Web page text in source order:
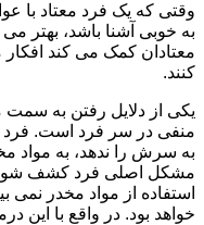
وقتی که یک فرد معتاد با
به خوبی آشنا باشد، بهتر می
معتادان کمک می کند افکار
کنند.
یکی از دلایل رفتن به سمت
منفی در سر فرد است. فرد
به سرش را ندهد، به مواد
مشکل اصلی فرد کشف شود
استفاده از مواد مخدر نمی
خواهد بود. در واقع با این